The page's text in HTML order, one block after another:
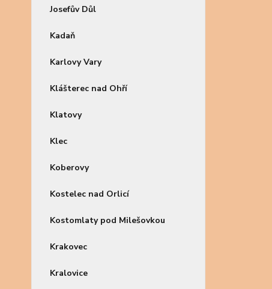
Josefův Důl
Kadaň
Karlovy Vary
Klášterec nad Ohří
Klatovy
Klec
Koberovy
Kostelec nad Orlicí
Kostomlaty pod Milešovkou
Krakovec
Kralovice